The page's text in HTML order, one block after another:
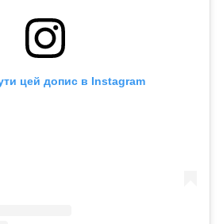
цей допис в Instagram